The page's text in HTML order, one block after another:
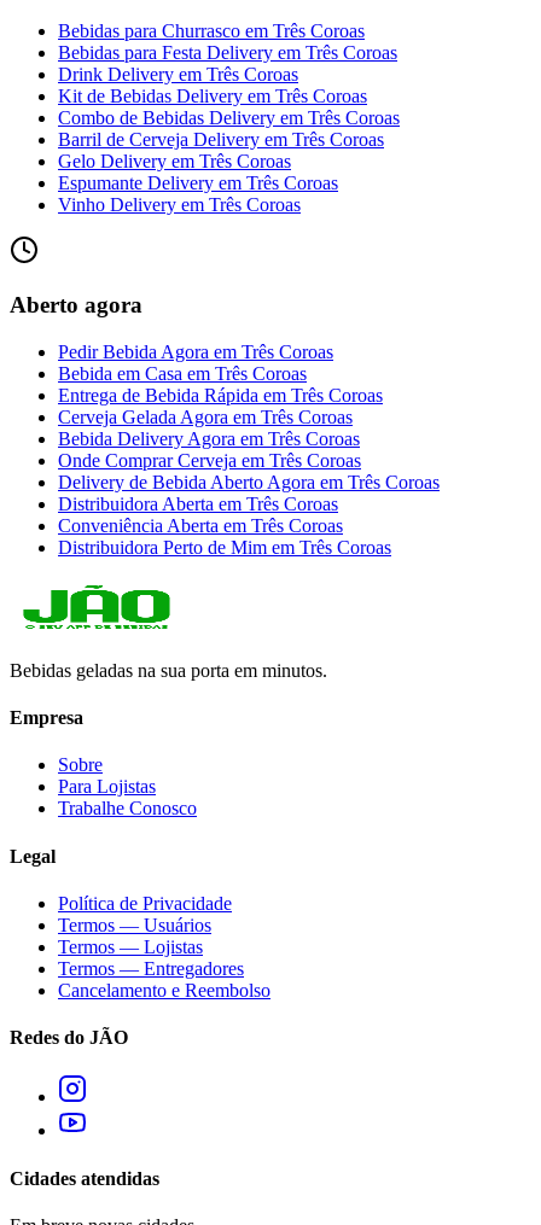
Bebidas para Churrasco em Três Coroas
Bebidas para Festa Delivery em Três Coroas
Drink Delivery em Três Coroas
Kit de Bebidas Delivery em Três Coroas
Combo de Bebidas Delivery em Três Coroas
Barril de Cerveja Delivery em Três Coroas
Gelo Delivery em Três Coroas
Espumante Delivery em Três Coroas
Vinho Delivery em Três Coroas
Aberto agora
Pedir Bebida Agora em Três Coroas
Bebida em Casa em Três Coroas
Entrega de Bebida Rápida em Três Coroas
Cerveja Gelada Agora em Três Coroas
Bebida Delivery Agora em Três Coroas
Onde Comprar Cerveja em Três Coroas
Delivery de Bebida Aberto Agora em Três Coroas
Distribuidora Aberta em Três Coroas
Conveniência Aberta em Três Coroas
Distribuidora Perto de Mim em Três Coroas
Bebidas geladas na sua porta em minutos.
Empresa
Sobre
Para Lojistas
Trabalhe Conosco
Legal
Política de Privacidade
Termos — Usuários
Termos — Lojistas
Termos — Entregadores
Cancelamento e Reembolso
Redes do JÃO
Cidades atendidas